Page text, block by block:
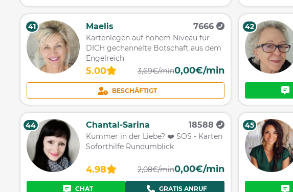
41 Maelis 7666
Kartenlegen auf hohem Niveau für
DICH gechannelte Botschaft aus dem
Engelreich
5.00 3,69€/min0,00€/min
BESCHÄFTIGT
42
44 Chantal-Sarina 18588
Kummer in der Liebe? ❤️ SOS - Karten
Soforthilfe Rundumblick
4.98 2,08€/min0,00€/min
CHAT GRATIS ANRUF
45